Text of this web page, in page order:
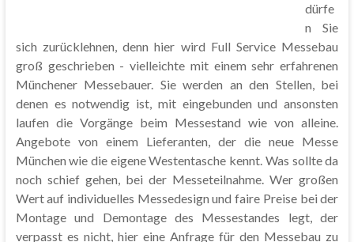
dürfe
n Sie
sich zurücklehnen, denn hier wird Full Service Messebau
groß geschrieben - vielleichte mit einem sehr erfahrenen
Münchener Messebauer. Sie werden an den Stellen, bei
denen es notwendig ist, mit eingebunden und ansonsten
laufen die Vorgänge beim Messestand wie von alleine.
Angebote von einem Lieferanten, der die neue Messe
München wie die eigene Westentasche kennt. Was sollte da
noch schief gehen, bei der Messeteilnahme. Wer großen
Wert auf individuelles Messedesign und faire Preise bei der
Montage und Demontage des Messestandes legt, der
verpasst es nicht, hier eine Anfrage für den Messebau zu